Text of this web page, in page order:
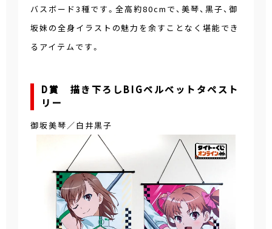
バスボード3種です。全高約80cmで、美琴、黒子、御
坂妹の全身イラストの魅力を余すことなく堪能でき
るアイテムです。
D賞 描き下ろしBIGベルベットタペスト
リー
御坂美琴／白井黒子